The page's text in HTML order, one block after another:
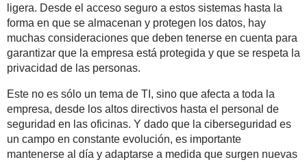
ligera. Desde el acceso seguro a estos sistemas hasta la
forma en que se almacenan y protegen los datos, hay
muchas consideraciones que deben tenerse en cuenta para
garantizar que la empresa está protegida y que se respeta la
privacidad de las personas.
Este no es sólo un tema de TI, sino que afecta a toda la
empresa, desde los altos directivos hasta el personal de
seguridad en las oficinas. Y dado que la ciberseguridad es
un campo en constante evolución, es importante
mantenerse al día y adaptarse a medida que surgen nuevas